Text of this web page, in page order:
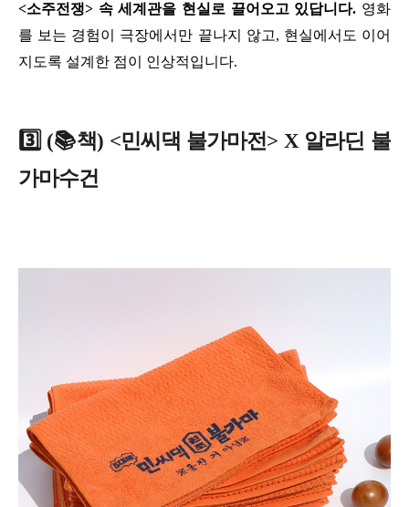
<소주전쟁> 속 세계관을 현실로 끌어오고 있답니다. 영화
를 보는 경험이 극장에서만 끝나지 않고, 현실에서도 이어
지도록 설계한 점이 인상적입니다.
3️⃣ (📚책) <민씨댁 불가마전> X 알라딘 불
가마수건